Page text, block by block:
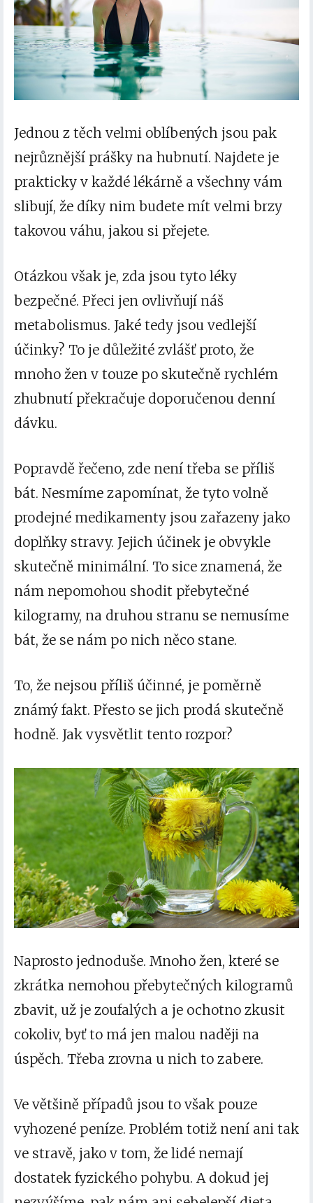
Jednou z těch velmi oblíbených jsou pak
nejrůznější prášky na hubnutí. Najdete je
prakticky v každé lékárně a všechny vám
slibují, že díky nim budete mít velmi brzy
takovou váhu, jakou si přejete.
Otázkou však je, zda jsou tyto léky
bezpečné. Přeci jen ovlivňují náš
metabolismus. Jaké tedy jsou vedlejší
účinky? To je důležité zvlášť proto, že
mnoho žen v touze po skutečně rychlém
zhubnutí překračuje doporučenou denní
dávku.
Popravdě řečeno, zde není třeba se příliš
bát. Nesmíme zapomínat, že tyto volně
prodejné medikamenty jsou zařazeny jako
doplňky stravy. Jejich účinek je obvykle
skutečně minimální. To sice znamená, že
nám nepomohou shodit přebytečné
kilogramy, na druhou stranu se nemusíme
bát, že se nám po nich něco stane.
To, že nejsou příliš účinné, je poměrně
známý fakt. Přesto se jich prodá skutečně
hodně. Jak vysvětlit tento rozpor?
Naprosto jednoduše. Mnoho žen, které se
zkrátka nemohou přebytečných kilogramů
zbavit, už je zoufalých a je ochotno zkusit
cokoliv, byť to má jen malou naději na
úspěch. Třeba zrovna u nich to zabere.
Ve většině případů jsou to však pouze
vyhozené peníze. Problém totiž není ani tak
ve stravě, jako v tom, že lidé nemají
dostatek fyzického pohybu. A dokud jej